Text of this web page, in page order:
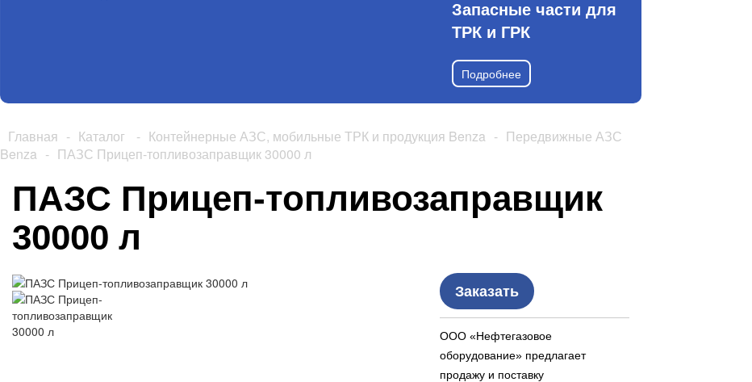
Запасные части для
ТРК и ГРК
Подробнее
Главная - Каталог - Контейнерные АЗС, мобильные ТРК и продукция Benza - Передвижные АЗС
Benza - ПАЗС Прицеп-топливозаправщик 30000 л
ПАЗС Прицеп-топливозаправщик
30000 л
Заказать
ООО «Нефтегазовое
оборудование» предлагает
продажу и поставку